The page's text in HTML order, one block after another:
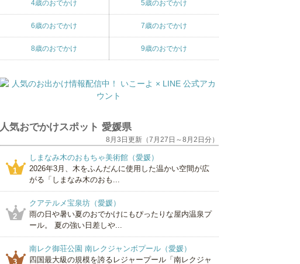
4歳のおでかけ 5歳のおでかけ
6歳のおでかけ 7歳のおでかけ
8歳のおでかけ 9歳のおでかけ
人気おでかけスポット 愛媛県
8月3日更新（7月27日～8月2日分）
1
しまなみ木のおもちゃ美術館（愛媛）
2026年3月、木をふんだんに使用した温かい空間が広
がる「しまなみ木のおも...
2
クアテルメ宝泉坊（愛媛）
雨の日や暑い夏のおでかけにもぴったりな屋内温泉プ
ール。 夏の強い日差しや...
3
南レク御荘公園 南レクジャンボプール（愛媛）
四国最大級の規模を誇るレジャープール「南レクジャ